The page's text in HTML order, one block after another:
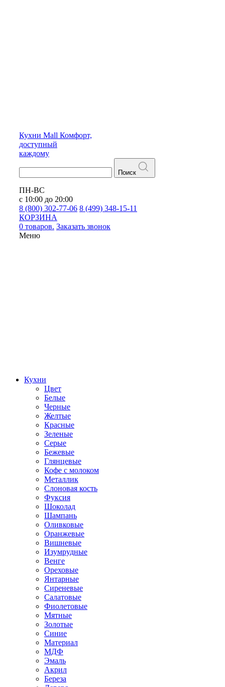
Кухни Mall Комфорт,
доступный
каждому
Поиск
ПН-ВС
с 10:00 до 20:00
8 (800) 302-77-06 8 (499) 348-15-11
КОРЗИНА
0 товаров. Заказать звонок
Меню
Кухни
Цвет
Белые
Черные
Желтые
Красные
Зеленые
Серые
Бежевые
Глянцевые
Кофе с молоком
Металлик
Слоновая кость
Фуксия
Шоколад
Шампань
Оливковые
Оранжевые
Вишневые
Изумрудные
Венге
Ореховые
Янтарные
Сиреневые
Салатовые
Фиолетовые
Мятные
Золотые
Синие
Материал
МДФ
Эмаль
Акрил
Береза